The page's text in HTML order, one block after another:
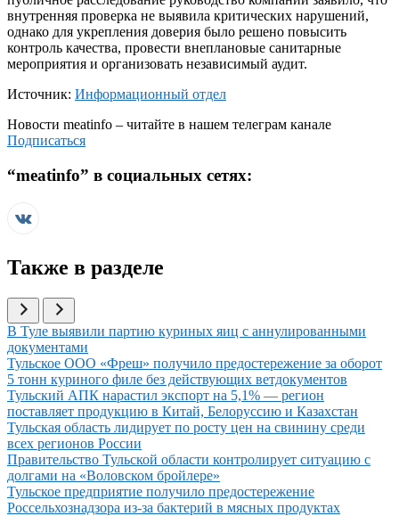
внутренняя проверка не выявила критических нарушений,
однако для укрепления доверия было решено повысить
контроль качества, провести внеплановые санитарные
мероприятия и организовать независимый аудит.
Источник: Информационный отдел
Новости meatinfo – читайте в нашем телеграм канале
Подписаться
“meatinfo” в социальных сетях:
Также в разделе
Иллюстрация новости
В Туле выявили партию куриных яиц с аннулированными
документами
Иллюстрация новости
Тульское ООО «Фреш» получило предостережение за оборот
5 тонн куриного филе без действующих ветдокументов
Иллюстрация новости
Тульский АПК нарастил экспорт на 5,1% — регион
поставляет продукцию в Китай, Белоруссию и Казахстан
Иллюстрация новости
Тульская область лидирует по росту цен на свинину среди
всех регионов России
Иллюстрация новости
Правительство Тульской области контролирует ситуацию с
долгами на «Воловском бройлере»
Иллюстрация новости
Тульское предприятие получило предостережение
Россельхознадзора из-за бактерий в мясных продуктах